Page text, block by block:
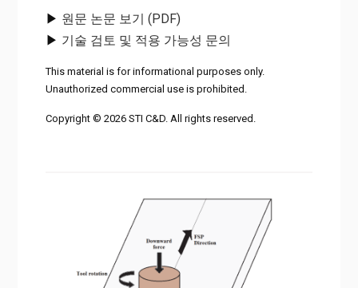
▶ 원문 논문 보기 (PDF)
▶ 기술 검토 및 적용 가능성 문의
This material is for informational purposes only.
Unauthorized commercial use is prohibited.
Copyright © 2026 STI C&D. All rights reserved.